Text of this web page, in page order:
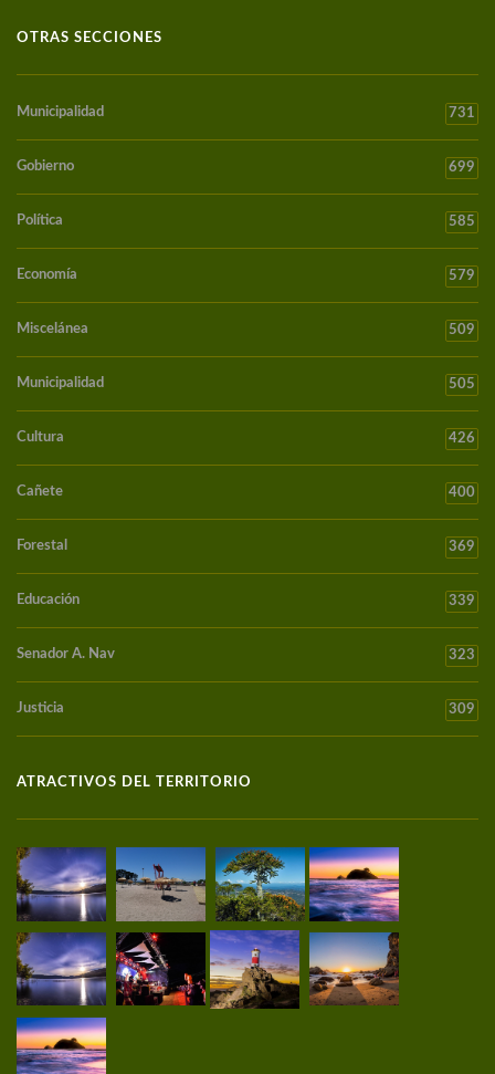
OTRAS SECCIONES
Municipalidad 731
Gobierno 699
Política 585
Economía 579
Miscelánea 509
Municipalidad 505
Cultura 426
Cañete 400
Forestal 369
Educación 339
Senador A. Nav 323
Justicia 309
ATRACTIVOS DEL TERRITORIO